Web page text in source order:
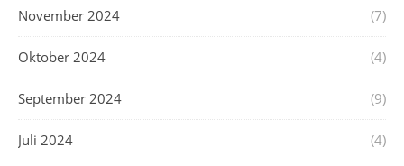
November 2024 (7)
Oktober 2024 (4)
September 2024 (9)
Juli 2024 (4)